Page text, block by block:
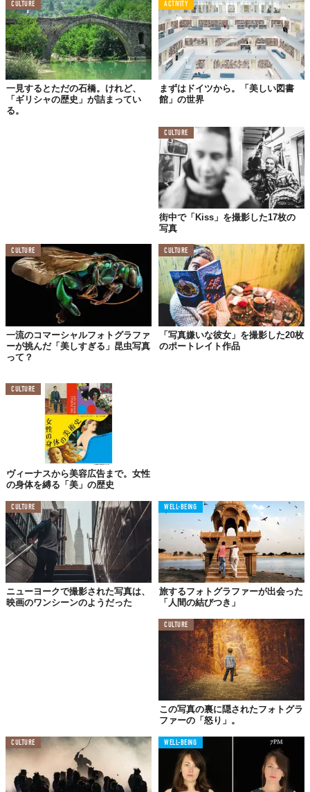
ドイツ・ベルリン
CULTURE
一見するとただの石橋。けれど、
「ギリシャの歴史」が詰まってい
る。
ACTIVITY
まずはドイツから。「美しい図書
館」の世界
CULTURE
街中で「Kiss」を撮影した17枚の
写真
CULTURE
一流のコマーシャルフォトグラファ
ーが挑んだ「美しすぎる」昆虫写真
って？
CULTURE
「写真嫌いな彼女」を撮影した20枚
のポートレイト作品
CULTURE
ヴィーナスから美容広告まで。女性
の身体を縛る「美」の歴史
CULTURE
ニューヨークで撮影された写真は、
映画のワンシーンのようだった
WELL-BEING
旅するフォトグラファーが出会った
「人間の結びつき」
CULTURE
この写真の裏に隠されたフォトグラ
ファーの「怒り」。
CULTURE WELL-BEING